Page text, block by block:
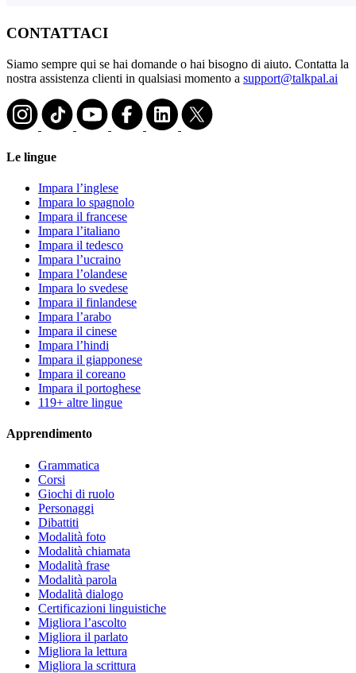
CONTATTACI
Siamo sempre qui se hai domande o hai bisogno di aiuto. Contatta la
nostra assistenza clienti in qualsiasi momento a support@talkpal.ai
Le lingue
Impara l’inglese
Impara lo spagnolo
Impara il francese
Impara l’italiano
Impara il tedesco
Impara l’ucraino
Impara l’olandese
Impara lo svedese
Impara il finlandese
Impara l’arabo
Impara il cinese
Impara l’hindi
Impara il giapponese
Impara il coreano
Impara il portoghese
119+ altre lingue
Apprendimento
Grammatica
Corsi
Giochi di ruolo
Personaggi
Dibattiti
Modalità foto
Modalità chiamata
Modalità frase
Modalità parola
Modalità dialogo
Certificazioni linguistiche
Migliora l’ascolto
Migliora il parlato
Migliora la lettura
Migliora la scrittura